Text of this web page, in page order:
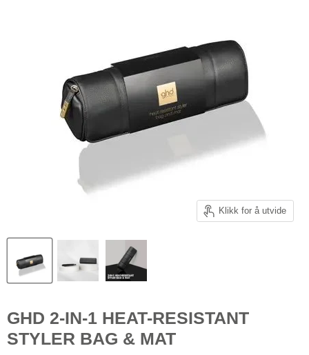
Klikk for å utvide
GHD 2-IN-1 HEAT-RESISTANT
STYLER BAG & MAT